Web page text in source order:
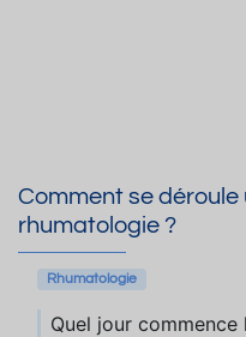
Comment se
rhumatologie ?
Rhumatologie
Quel jour